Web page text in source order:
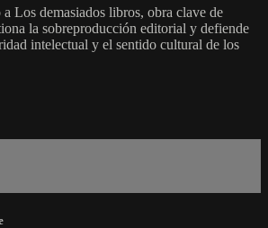
Los demasiados libros, obra clave de
la sobreproducción editorial y defiende
intelectual y el sentido cultural de los